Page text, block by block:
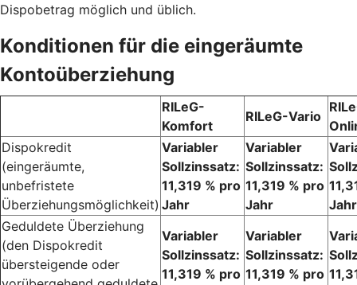
Dispobetrag möglich und üblich.
Konditionen für die eingeräumte
Kontoüberziehung
RILeG-
Komfort
RILeG-Vario
Dispokredit
(eingeräumte,
unbefristete
Überziehungsmöglichkeit)
Variabler
Sollzinssatz:
11,319 % pro
Jahr
Variabler
Sollzinssatz:
11,319 % pro
Jahr
Jahr
Geduldete Überziehung
(den Dispokredit
übersteigende oder
Variabler
Sollzinssatz:
11,319 % pro
Variabler
Sollzinssatz:
11,319 % pro